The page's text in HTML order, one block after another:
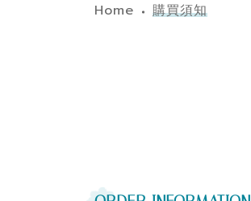
Home 購買須知